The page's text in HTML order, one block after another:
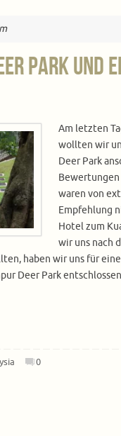
Park und
Am letzten
wollten wir
Deer Park
waren von
Empfehlung
Hotel zum
wir uns nach
haben wir uns für
Deer Park
0